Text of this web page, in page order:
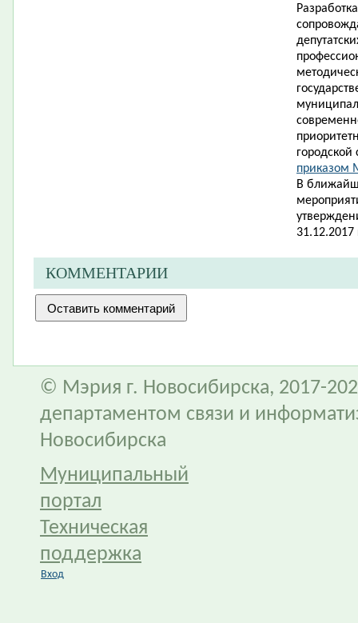
приказом
В
31.12.2017
КОММЕНТАРИИ
© Мэрия г. Новосибирска, 2017-
департаментом связи и
Новосибирска
Муниципальный
портал
Техническая
поддержка
Вход